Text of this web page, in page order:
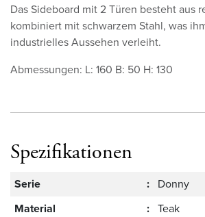
Das Sideboard mit 2 Türen besteht aus
kombiniert mit schwarzem Stahl, was
industrielles Aussehen verleiht.
Abmessungen: L: 160 B: 50 H: 130
Spezifikationen
Serie : Donny
Material
: Teak